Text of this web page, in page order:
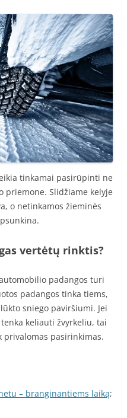
tinkamai pasirūpinti ne
priemone. Slidžiame kelyje
o netinkamos žieminės
vertėtų rinktis?
padangos turi
padangos tinka tiems,
sniego paviršiumi. Jei
keliauti žvyrkeliu, tai
privalomas pasirinkimas.
– branginantiems laiką;